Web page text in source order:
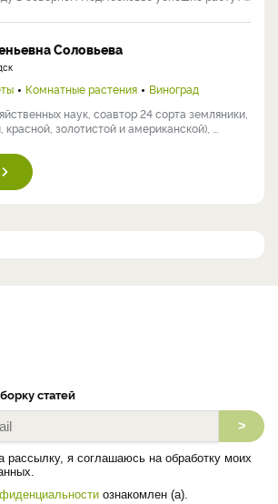
Соловьева
Комнатные растения
Виноград
наук, соавтор 24 сорта земляники,
золотистой и американской), ...
статей
>
рассылку, я соглашаюсь на обработку моих
ознакомлен (а).